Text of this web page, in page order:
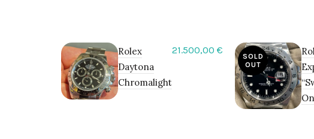
Rolex
Daytona
Chromalight
21.500,00 €
SOLD
OUT